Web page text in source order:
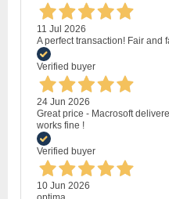
11 Jul 2026
A perfect transaction! Fair and
Verified buyer
24 Jun 2026
Great price - Macrosoft
works fine !
Verified buyer
10 Jun 2026